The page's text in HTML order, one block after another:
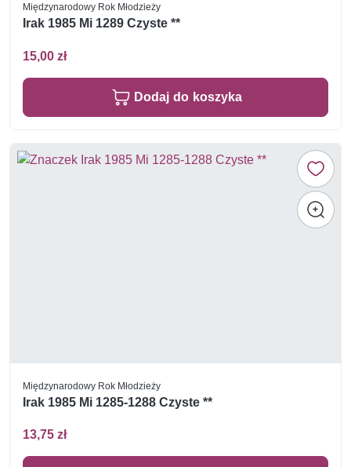
Międzynarodowy Rok Młodzieży
Irak 1985 Mi 1289 Czyste **
15,00 zł
Dodaj do koszyka
Międzynarodowy Rok Młodzieży
Irak 1985 Mi 1285-1288 Czyste **
13,75 zł